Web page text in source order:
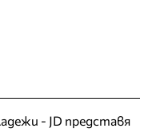
- JD представя